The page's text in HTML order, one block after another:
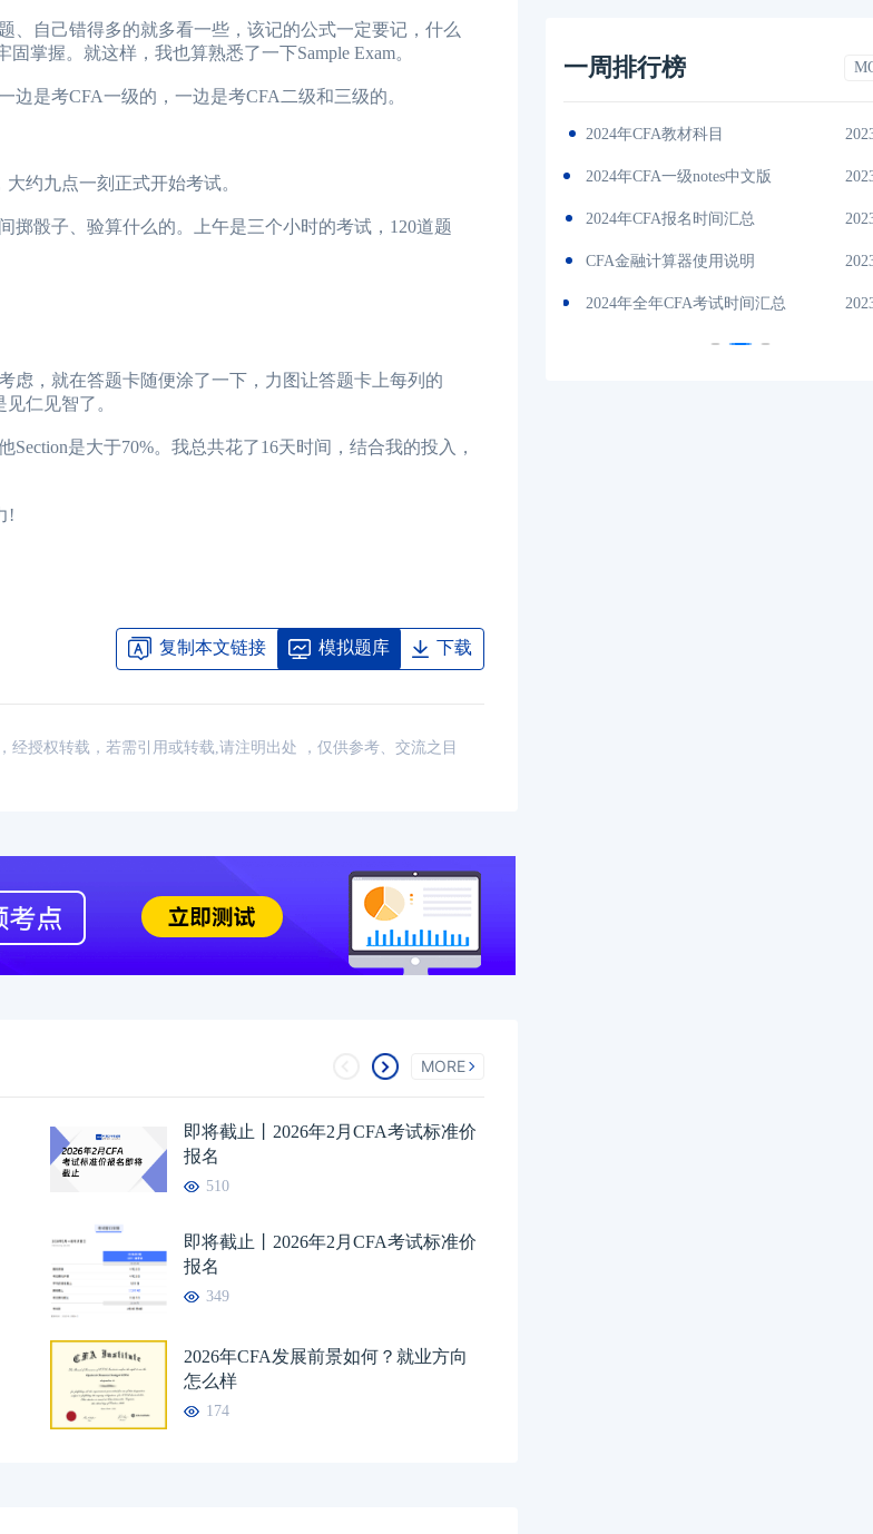
自己错得多的就多看一些，该记的公式一定要记，什么
固掌握。就这样，我也算熟悉了一下Sample Exam。
是考CFA一级的，一边是考CFA二级和三级的。
约九点一刻正式开始考试。
骰子、验算什么的。上午是三个小时的考试，120道题
，就在答题卡随便涂了一下，力图让答题卡上每列的
仁见智了。
是大于70%。我总共花了16天时间，结合我的投入，
!
复制本文链接 模拟题库 下载
经授权转载，若需引用或转载,请注明出处 ，仅供参考、交流之目
MORE
即将截止丨2026年2月CFA考试标准价
报名
510
即将截止丨2026年2月CFA考试标准价
报名
349
2026年CFA发展前景如何？就业方向
怎么样
174
一周排行榜
2024年CFA机考考试地点
2024年CFA教材科目
2024年CFA一级notes中文版
2024年CFA报名时间汇总
CFA金融计算器使用说明
2024年全年CFA考试时间汇总